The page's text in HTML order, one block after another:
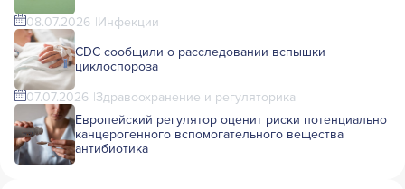
08.07.2026 Инфекции
CDC сообщили о расследовании вспышки
циклоспороза
07.07.2026 Здравоохранение и регуляторика
Европейский регулятор оценит риски потенциально
канцерогенного вспомогательного вещества
антибиотика